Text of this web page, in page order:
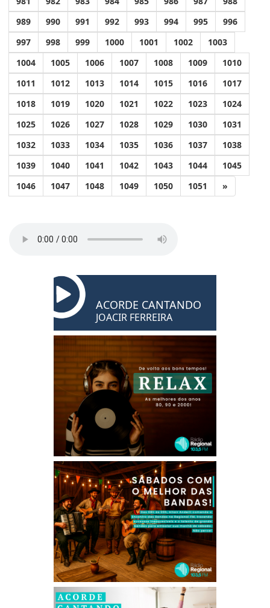
989
990 991 992 993 994 995
996
997
998 999 1000 1001 1002
1003
1004
1005 1006 1007 1008 1009
1010
1011
1012 1013 1014 1015 1016
1017
1018
1019 1020 1021 1022 1023
1024
1025
1026 1027 1028 1029 1030
1031
1032
1033 1034 1035 1036 1037
1038
1039
1040 1041 1042 1043 1044
1045
1046
1047 1048 1049 1050 1051 »
ACORDE CANTANDO
JOACIR FERREIRA